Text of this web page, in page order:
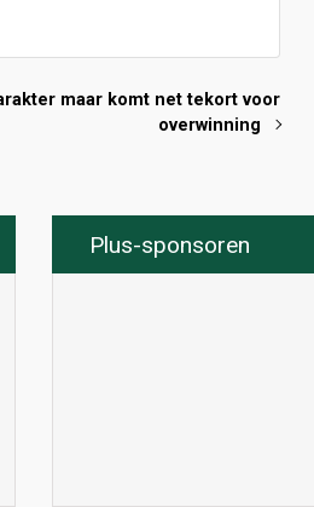
maar komt net tekort voor
overwinning
Plus-sponsoren